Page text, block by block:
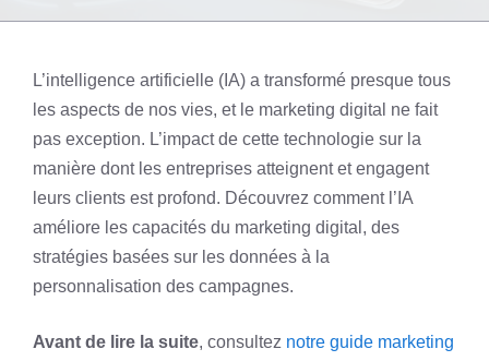
L’intelligence artificielle (IA) a transformé presque tous
les aspects de nos vies, et le marketing digital ne fait
pas exception. L’impact de cette technologie sur la
manière dont les entreprises atteignent et engagent
leurs clients est profond. Découvrez comment l’IA
améliore les capacités du marketing digital, des
stratégies basées sur les données à la
personnalisation des campagnes.
Avant de lire la suite, consultez notre guide marketing